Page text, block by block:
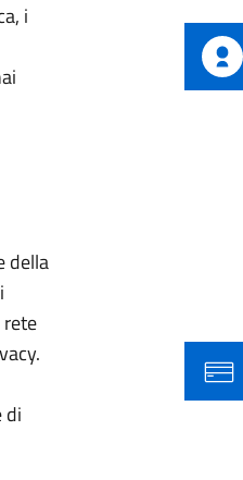
i
della
di